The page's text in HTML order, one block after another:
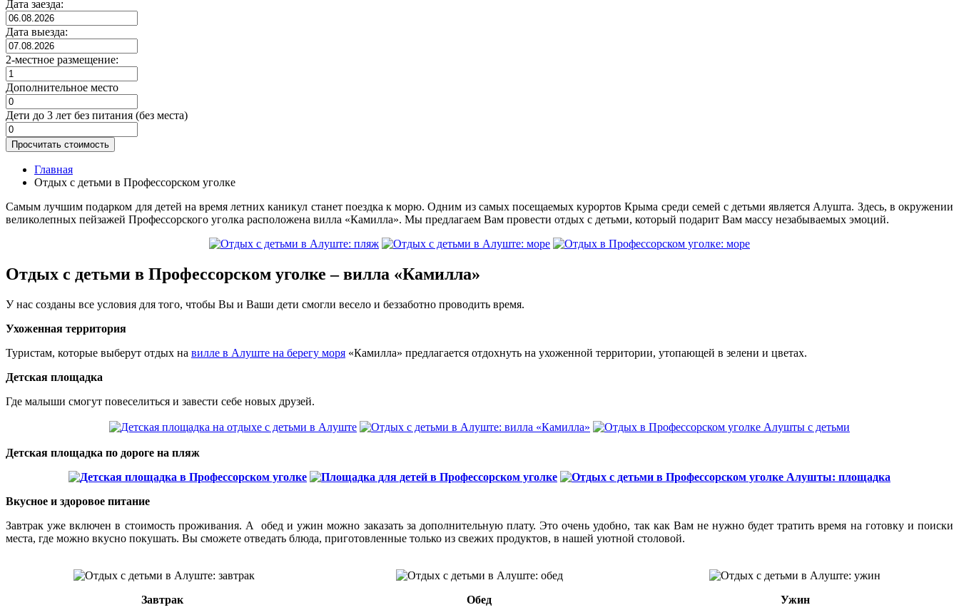
Дата заезда:
Дата выезда:
2-местное размещение:
Дополнительное место
Дети до 3 лет без питания (без места)
Просчитать стоимость
Главная
Отдых с детьми в Профессорском уголке
Самым лучшим подарком для детей на время летних каникул станет поездка к морю. Одним из самых посещаемых курортов Крыма среди семей с детьми является Алушта. Здесь, в окружении
великолепных пейзажей Профессорского уголка расположена вилла «Камилла». Мы предлагаем Вам провести отдых с детьми, который подарит Вам массу незабываемых эмоций.
Отдых с детьми в Профессорском уголке – вилла «Камилла»
У нас созданы все условия для того, чтобы Вы и Ваши дети смогли весело и беззаботно проводить время.
Ухоженная территория
Туристам, которые выберут отдых на вилле в Алуште на берегу моря «Камилла» предлагается отдохнуть на ухоженной территории, утопающей в зелени и цветах.
Детская площадка
Где малыши смогут повеселиться и завести себе новых друзей.
Детская площадка по дороге на пляж
Вкусное и здоровое питание
Завтрак уже включен в стоимость проживания. А обед и ужин можно заказать за дополнительную плату. Это очень удобно, так как Вам не нужно будет тратить время на готовку и поиски
места, где можно вкусно покушать. Вы сможете отведать блюда, приготовленные только из свежих продуктов, в нашей уютной столовой.
Завтрак Обед Ужин